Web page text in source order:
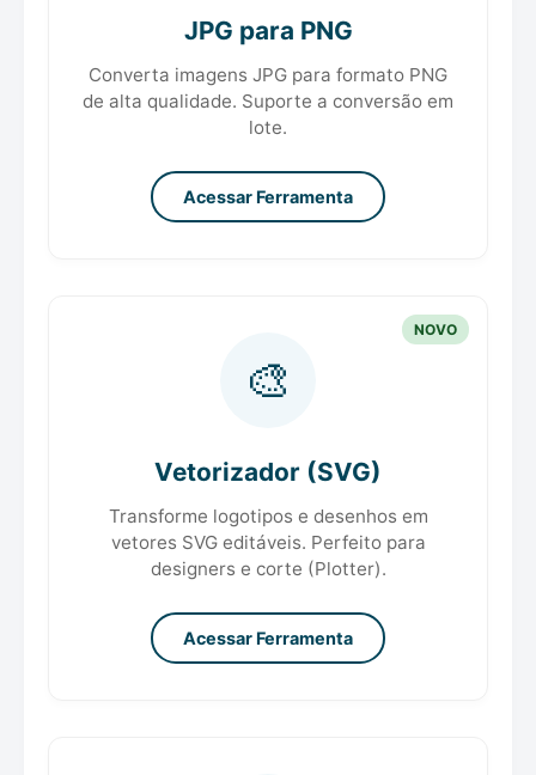
JPG para PNG
Converta imagens JPG para formato PNG
de alta qualidade. Suporte a conversão em
lote.
Acessar Ferramenta
NOVO
🎨
Vetorizador (SVG)
Transforme logotipos e desenhos em
vetores SVG editáveis. Perfeito para
designers e corte (Plotter).
Acessar Ferramenta